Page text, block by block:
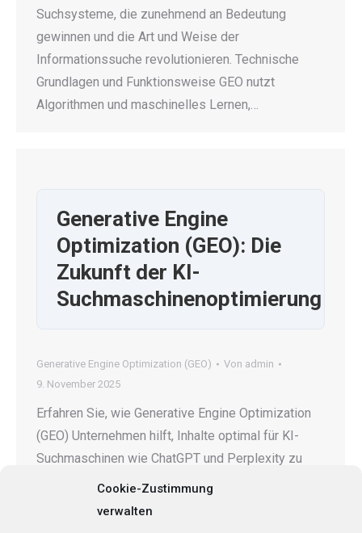
Cookie-Zustimmung
verwalten
Suchsysteme, die zunehmend an Bedeutung
gewinnen und die Art und Weise der
Informationssuche revolutionieren. Technische
Grundlagen und Funktionsweise GEO nutzt
Algorithmen und maschinelles Lernen,…
Generative Engine
Optimization (GEO): Die
Zukunft der KI-
Suchmaschinenoptimierung
Generative Engine Optimization (GEO) Von admin
9. November 2025
Erfahren Sie, wie Generative Engine Optimization
(GEO) Unternehmen hilft, Inhalte optimal für KI-
Suchmaschinen wie ChatGPT und Perplexity zu